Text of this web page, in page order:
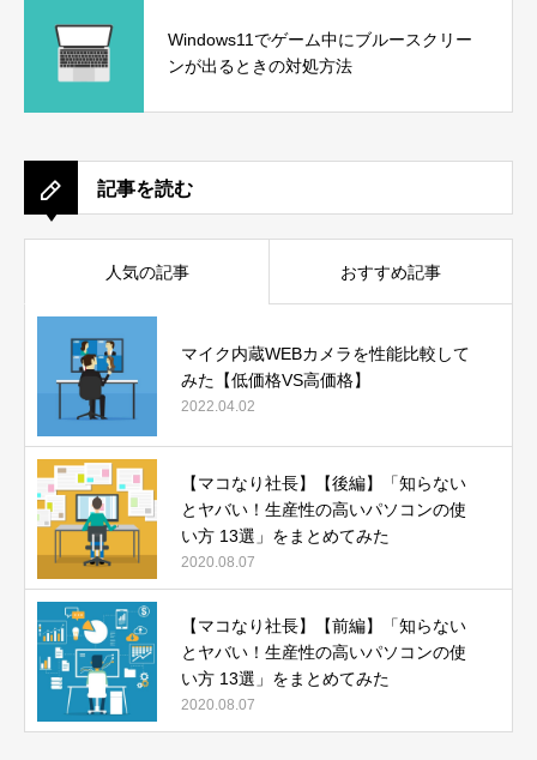
Windows11でゲーム中にブルースクリー
ンが出るときの対処方法
記事を読む
人気の記事 おすすめ記事
マイク内蔵WEBカメラを性能比較して
みた【低価格VS高価格】
2022.04.02
【マコなり社長】【後編】「知らない
とヤバい！生産性の高いパソコンの使
い方 13選」をまとめてみた
2020.08.07
【マコなり社長】【前編】「知らない
とヤバい！生産性の高いパソコンの使
い方 13選」をまとめてみた
2020.08.07